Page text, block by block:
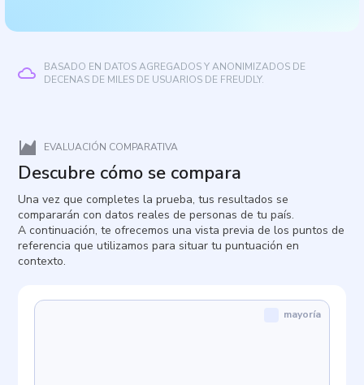
BASADO EN DATOS AGREGADOS Y ANONIMIZADOS DE
DECENAS DE MILES DE USUARIOS DE FREUDLY.
EVALUACIÓN COMPARATIVA
Descubre cómo se compara
Una vez que completes la prueba, tus resultados se
compararán con datos reales de personas de tu país.
A continuación, te ofrecemos una vista previa de los puntos de
referencia que utilizamos para situar tu puntuación en
contexto.
mayoría